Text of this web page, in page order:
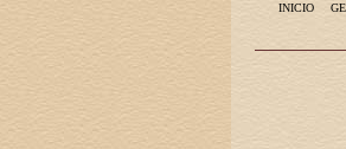
INICIO